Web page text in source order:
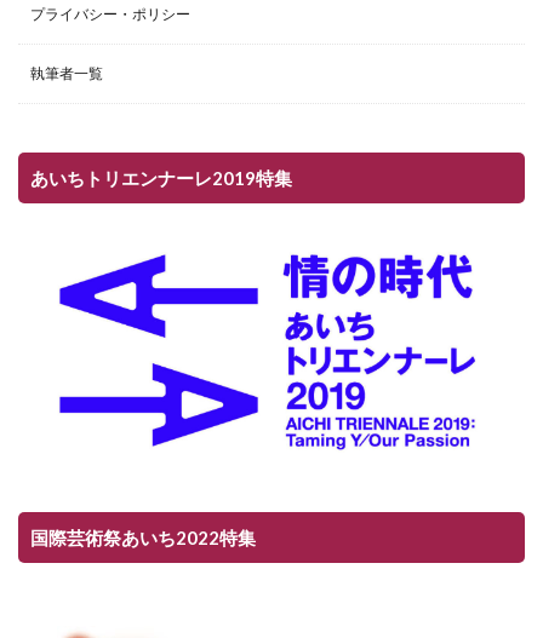
プライバシー・ポリシー
執筆者一覧
あいちトリエンナーレ2019特集
国際芸術祭あいち2022特集